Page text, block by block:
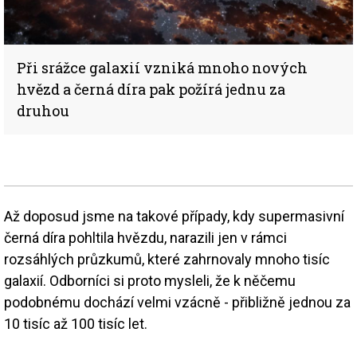
Při srážce galaxií vzniká mnoho nových
hvězd a černá díra pak požírá jednu za
druhou
Až doposud jsme na takové případy, kdy supermasivní
černá díra pohltila hvězdu, narazili jen v rámci
rozsáhlých průzkumů, které zahrnovaly mnoho tisíc
galaxií. Odborníci si proto mysleli, že k něčemu
podobnému dochází velmi vzácně - přibližně jednou za
10 tisíc až 100 tisíc let.